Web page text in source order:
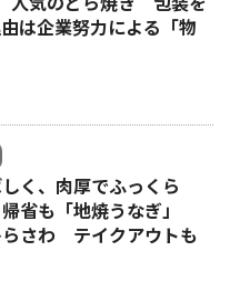
は企業努力による「物
く、肉厚でふっくら
も「地焼うなぎ」
さわ テイクアウトも